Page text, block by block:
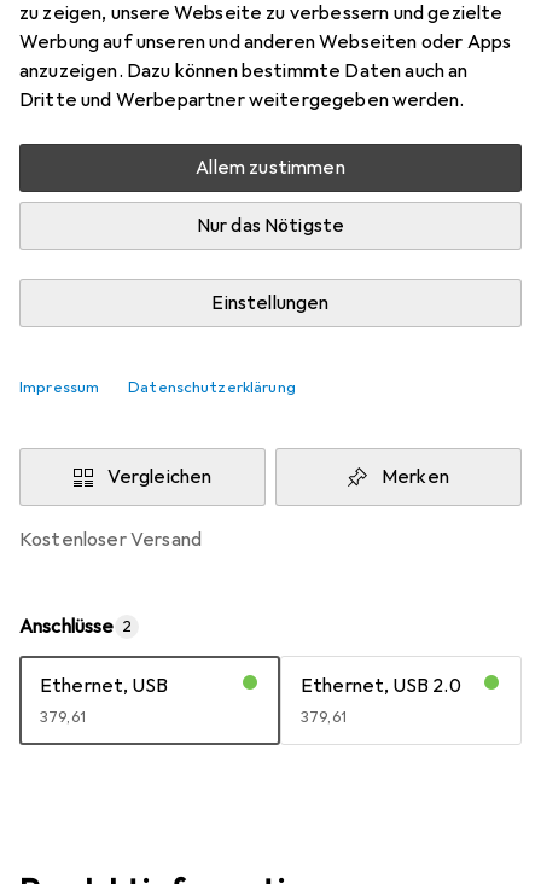
zu zeigen, unsere Webseite zu verbessern und gezielte
Werbung auf unseren und anderen Webseiten oder Apps
anzuzeigen. Dazu können bestimmte Daten auch an
Dritte und Werbepartner weitergegeben werden.
Allem zustimmen
Nur das Nötigste
Einstellungen
Impressum Datenschutzerklärung
Schneller lieferbar
Angebot für
EUR
409,74
Zwischen Di, 11.8. und Mi, 12.8. geliefert
Vergleichen Merken
kostenloser Versand
Anschlüsse 2
Ethernet, USB
EUR
379,61
Ethernet, USB 2.0
EUR
379,61